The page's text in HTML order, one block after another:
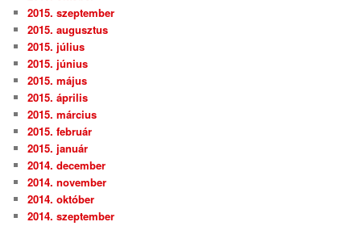
2015. szeptember
2015. augusztus
2015. július
2015. június
2015. május
2015. április
2015. március
2015. február
2015. január
2014. december
2014. november
2014. október
2014. szeptember